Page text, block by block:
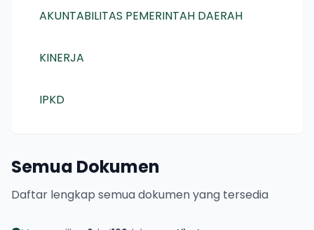
AKUNTABILITAS PEMERINTAH DAERAH
KINERJA
IPKD
Semua Dokumen
Daftar lengkap semua dokumen yang tersedia